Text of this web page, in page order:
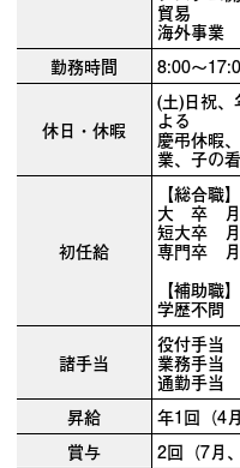
貿易
海外事業
勤務時間
8:00～
休日・休暇
(土)日祝
よる
慶弔休暇
業、子の
初任給
【総合職】
大 卒 月
短大卒
専門卒
【補助職】
学歴不問
諸手当
役付手当
業務手当
通勤手当
昇給
年1回（4月
賞与
2回（7月